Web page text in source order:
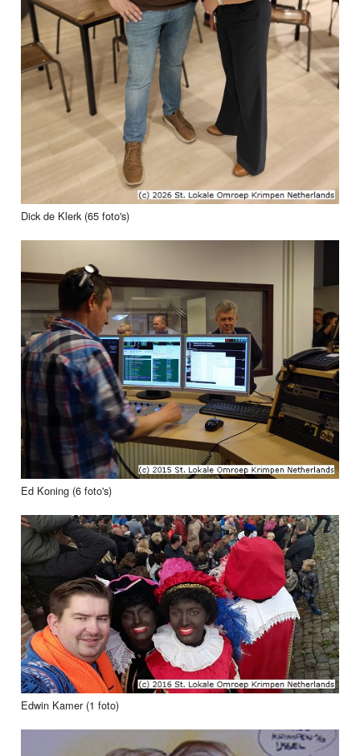
Dick de Klerk (65 foto's)
Ed Koning (6 foto's)
Edwin Kamer (1 foto)